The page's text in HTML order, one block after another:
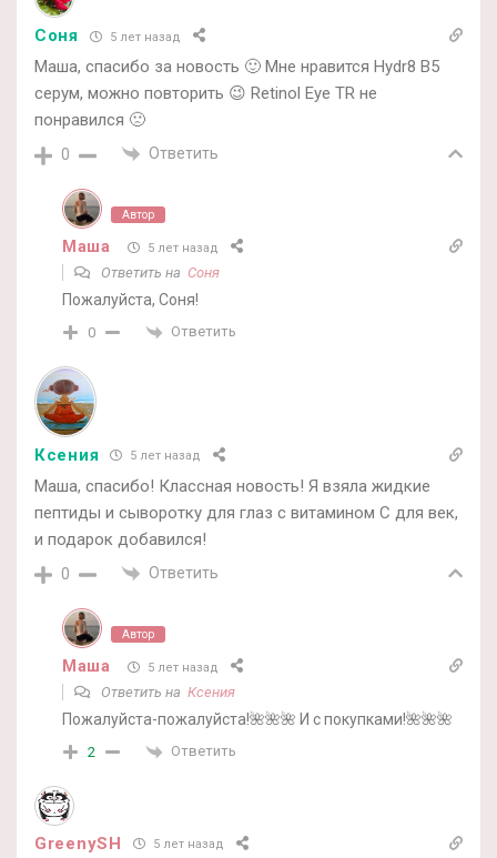
Соня 5 лет назад
Маша, спасибо за новость 🙂 Мне нравится Hydr8 B5
серум, можно повторить 😉 Retinol Eye TR не
понравился 🙁
0 Ответить
Автор
Маша 5 лет назад
Ответить на Соня
Пожалуйста, Соня!
0 Ответить
Ксения 5 лет назад
Маша, спасибо! Классная новость! Я взяла жидкие
пептиды и сыворотку для глаз с витамином С для век,
и подарок добавился!
0 Ответить
Автор
Маша 5 лет назад
Ответить на Ксения
Пожалуйста-пожалуйста!🌺🌺🌺 И с покупками!🌺🌺🌺
2 Ответить
GreenySH 5 лет назад